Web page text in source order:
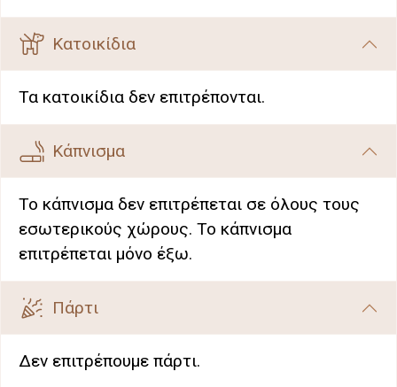
Κατοικίδια
Τα κατοικίδια δεν επιτρέπονται.
Κάπνισμα
Το κάπνισμα δεν επιτρέπεται σε όλους τους
εσωτερικούς χώρους. Το κάπνισμα
επιτρέπεται μόνο έξω.
Πάρτι
Δεν επιτρέπουμε πάρτι.